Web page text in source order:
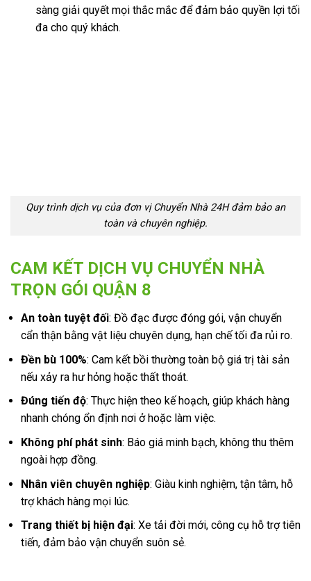
sàng giải quyết mọi thắc mắc để đảm bảo quyền lợi tối
đa cho quý khách.
Quy trình dịch vụ của đơn vị Chuyển Nhà 24H đảm bảo an
toàn và chuyên nghiệp.
CAM KẾT DỊCH VỤ CHUYỂN NHÀ
TRỌN GÓI QUẬN 8
An toàn tuyệt đối: Đồ đạc được đóng gói, vận chuyển
cẩn thận bằng vật liệu chuyên dụng, hạn chế tối đa rủi ro.
Đền bù 100%: Cam kết bồi thường toàn bộ giá trị tài sản
nếu xảy ra hư hỏng hoặc thất thoát.
Đúng tiến độ: Thực hiện theo kế hoạch, giúp khách hàng
nhanh chóng ổn định nơi ở hoặc làm việc.
Không phí phát sinh: Báo giá minh bạch, không thu thêm
ngoài hợp đồng.
Nhân viên chuyên nghiệp: Giàu kinh nghiệm, tận tâm, hỗ
trợ khách hàng mọi lúc.
Trang thiết bị hiện đại: Xe tải đời mới, công cụ hỗ trợ tiên
tiến, đảm bảo vận chuyển suôn sẻ.